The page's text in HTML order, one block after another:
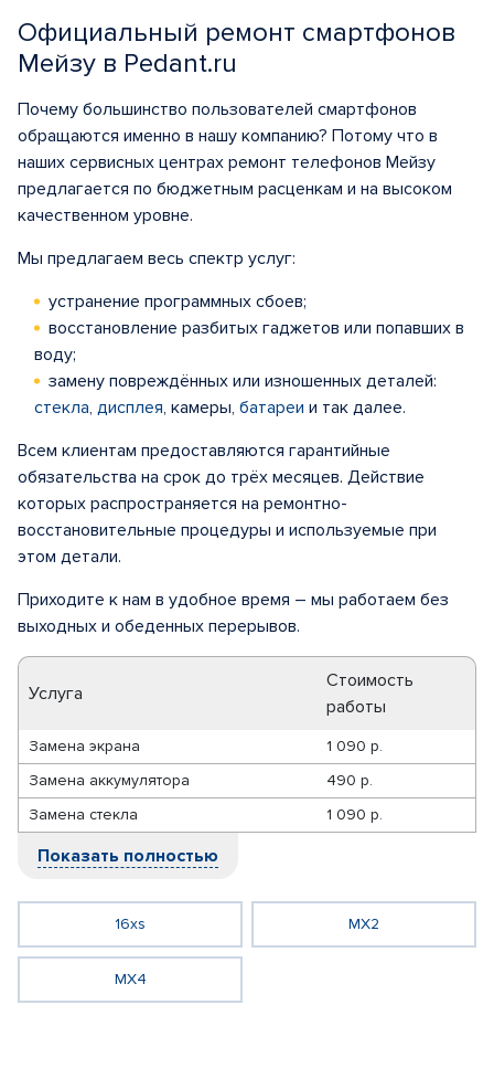
Официальный ремонт смартфонов
Мейзу в Pedant.ru
Почему большинство пользователей смартфонов
обращаются именно в нашу компанию? Потому что в
наших сервисных центрах ремонт телефонов Мейзу
предлагается по бюджетным расценкам и на высоком
качественном уровне.
Мы предлагаем весь спектр услуг:
устранение программных сбоев;
восстановление разбитых гаджетов или попавших в
воду;
замену повреждённых или изношенных деталей:
стекла, дисплея, камеры, батареи и так далее.
Всем клиентам предоставляются гарантийные
обязательства на срок до трёх месяцев. Действие
которых распространяется на ремонтно-
восстановительные процедуры и используемые при
этом детали.
Приходите к нам в удобное время – мы работаем без
выходных и обеденных перерывов.
Услуга
Стоимость
работы
Замена экрана
1 090 р.
Замена аккумулятора
490 р.
Замена стекла
1 090 р.
Показать полностью
16xs MX2
MX4